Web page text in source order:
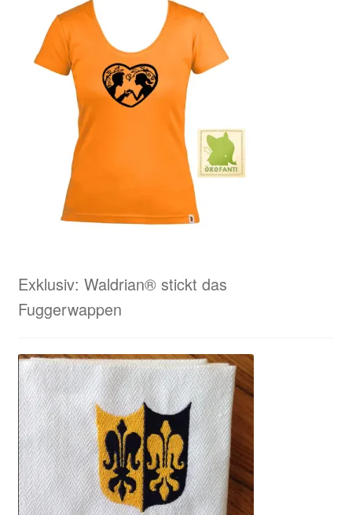
Exklusiv: Waldrian® stickt das
Fuggerwappen